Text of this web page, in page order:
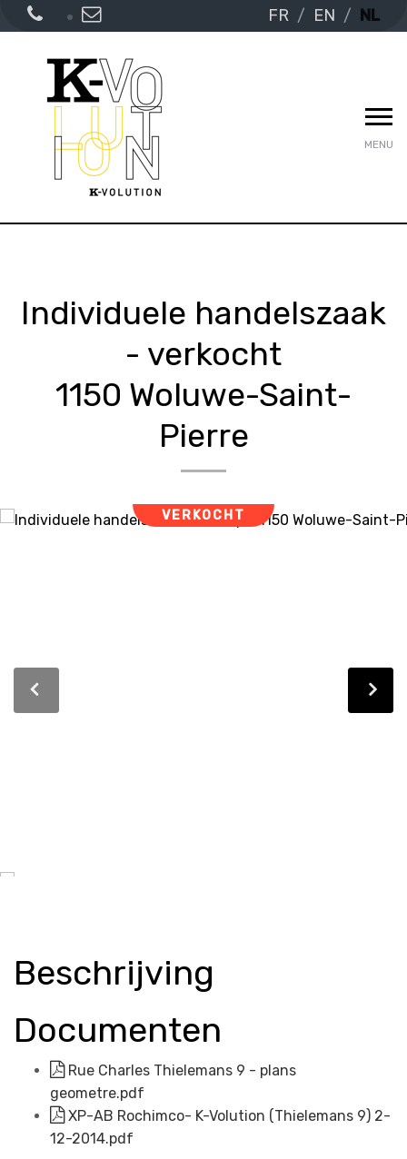
FR EN NL
MENU
Individuele handelszaak
- verkocht
1150 Woluwe-Saint-
Pierre
VERKOCHT
Beschrijving
Documenten
Rue Charles Thielemans 9 - plans
geometre.pdf
XP-AB Rochimco- K-Volution (Thielemans 9) 2-
12-2014.pdf